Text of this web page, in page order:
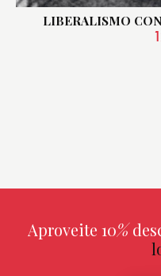
LIBERALISMO
Aproveite 10%